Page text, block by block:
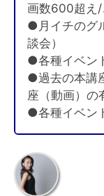
画数600超え/
●月イチのグ
談会）
●各種イベン
●過去の本講
座（動画）の
●各種イベン